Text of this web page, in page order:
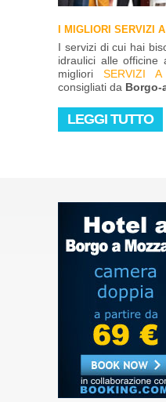
I MIGLIORI SERVIZI
I servizi di cui hai
idraulici alle officine
migliori SERVIZI
consigliati da Borgo-
LEGGI TUTTO